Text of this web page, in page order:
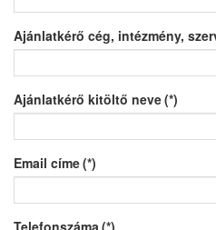
Ajánlatkérő cég, intézmény,
Ajánlatkérő kitöltő neve(*)
Email címe(*)
Telefonszáma (*)